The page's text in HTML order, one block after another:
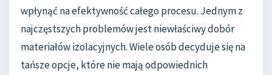
wpłynąć na efektywność całego procesu. Jednym z
najczęstszych problemów jest niewłaściwy dobór
materiałów izolacyjnych. Wiele osób decyduje się na
tańsze opcje, które nie mają odpowiednich